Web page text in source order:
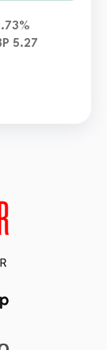
5.27